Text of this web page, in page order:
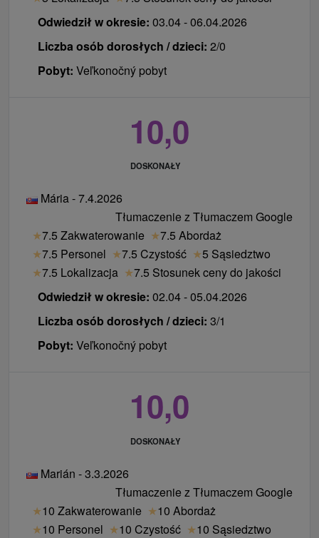
obiad serwowany w formie bufetu 14 € / osoba /
dzień
pies w pokoju 20 € / noc
zarezerwuj pobyt już teraz i nie ryzykuj
wyprzedania pokoju lub wzrostu ceny.
Odwiedził w okresie: 03.04 - 06.04.2026
Liczba osób dorosłych / dzieci: 2/0
Pobyt: Veľkonočný pobyt
10,0
DOSKONAŁY
Mária - 7.4.2026
Tłumaczenie z Tłumaczem Google
★7.5 Zakwaterowanie ★7.5 Abordaż
★7.5 Personel ★7.5 Czystość ★5 Sąsiedztwo
★7.5 Lokalizacja ★7.5 Stosunek ceny do jakości
Odwiedził w okresie: 02.04 - 05.04.2026
Liczba osób dorosłych / dzieci: 3/1
Pobyt: Veľkonočný pobyt
10,0
DOSKONAŁY
Marián - 3.3.2026
Tłumaczenie z Tłumaczem Google
★10 Zakwaterowanie ★10 Abordaż
★10 Personel ★10 Czystość ★10 Sąsiedztwo